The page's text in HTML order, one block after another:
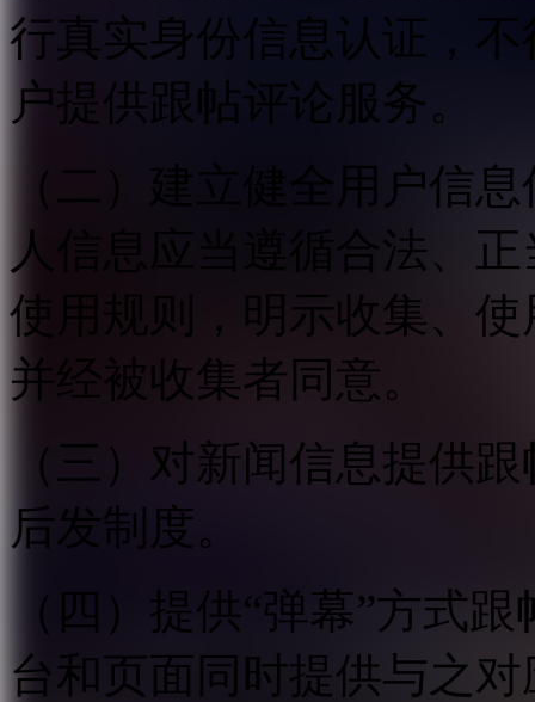
行真实身份信息认证，
户提供跟帖评论服务。
（二）建立健全用户信
人信息应当遵循合法、
使用规则，明示收集、
并经被收集者同意。
（三）对新闻信息提供
后发制度。
（四）提供“弹幕”方式
台和页面同时提供与之